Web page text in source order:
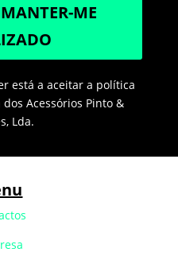
ME
está a aceitar a política
Acessórios Pinto &
Lda.